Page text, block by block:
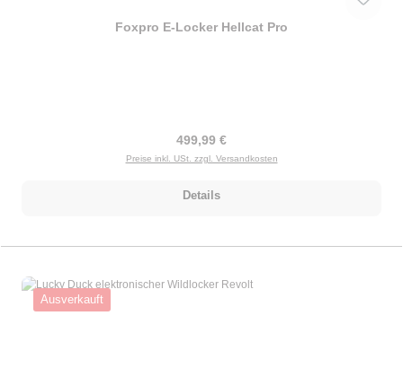
Foxpro E-Locker Hellcat Pro
Regulärer Preis:
499,99 €
Preise inkl. USt. zzgl. Versandkosten
Details
Ausverkauft